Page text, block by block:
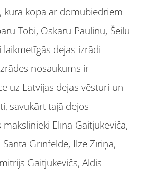
kura kopā ar domubiedriem
Tobi, Oskaru Pauliņu, Šeilu
dejas izrādi
nosaukums ir
uz Latvijas dejas vēsturi un
savukārt tajā dejos
Elīna Gaitjukeviča,
Grīnfelde, Ilze Zīriņa,
Gaitjukevičs, Aldis